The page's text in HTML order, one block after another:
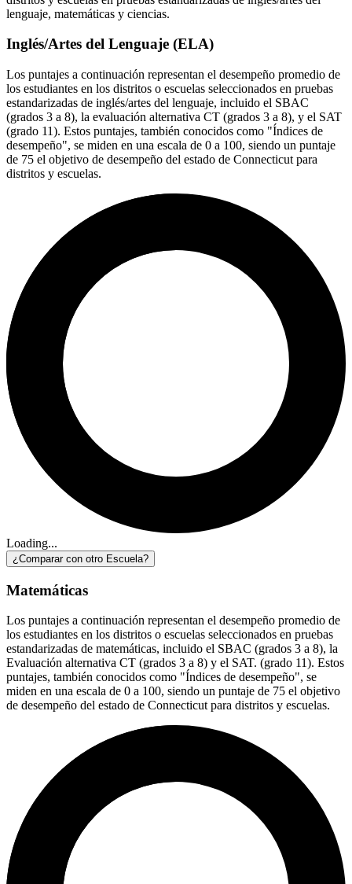
lenguaje, matemáticas y ciencias.
Inglés/Artes del Lenguaje (ELA)
Los puntajes a continuación representan el desempeño promedio de
los estudiantes en los distritos o escuelas seleccionados en pruebas
estandarizadas de inglés/artes del lenguaje, incluido el SBAC
(grados 3 a 8), la evaluación alternativa CT (grados 3 a 8), y el SAT
(grado 11). Estos puntajes, también conocidos como "Índices de
desempeño", se miden en una escala de 0 a 100, siendo un puntaje
de 75 el objetivo de desempeño del estado de Connecticut para
distritos y escuelas.
Loading...
¿Comparar con otro Escuela?
Matemáticas
Los puntajes a continuación representan el desempeño promedio de
los estudiantes en los distritos o escuelas seleccionados en pruebas
estandarizadas de matemáticas, incluido el SBAC (grados 3 a 8), la
Evaluación alternativa CT (grados 3 a 8) y el SAT. (grado 11). Estos
puntajes, también conocidos como "Índices de desempeño", se
miden en una escala de 0 a 100, siendo un puntaje de 75 el objetivo
de desempeño del estado de Connecticut para distritos y escuelas.